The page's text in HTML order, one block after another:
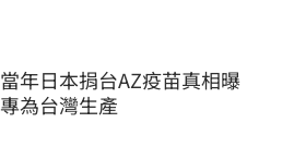
當年日本捐台AZ疫苗真相曝
專為台灣生產